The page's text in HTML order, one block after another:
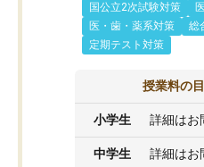
国公立2次試験対策
医・歯・薬系対策
総
定期テスト対策
授業料の
小学生 詳細はお
中学生 詳細はお